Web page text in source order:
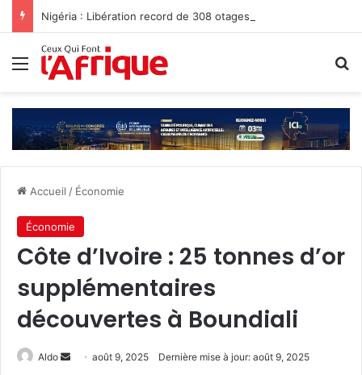
Menu
Accueil / Économie
Économie
‎Côte d’Ivoire : 25 tonnes d’or
supplémentaires
découvertes à Boundiali
Aldo
Envoyeraoût 9, 2025 Dernière mise à jour: août 9, 2025